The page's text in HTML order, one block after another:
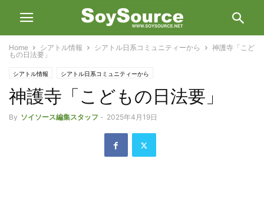
Home シアトル情報 シアトル日系コミュニティーから
神護寺「こど
もの日法要」
シアトル情報 シアトル日系コミュニティーから
神護寺「こどもの日法要」
By ソイソース編集スタッフ - 2025年4月19日